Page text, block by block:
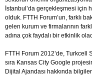
İstanbul’da gerçekleşmesi için
olduk. FTTH Forum’un, farklı
gelen kurum ve firmalarının
adına çok faydalı bir etkinlik
FTTH Forum 2012’de, Turkcell
sıra Kansas City Google
Dijital Ajandası hakkında